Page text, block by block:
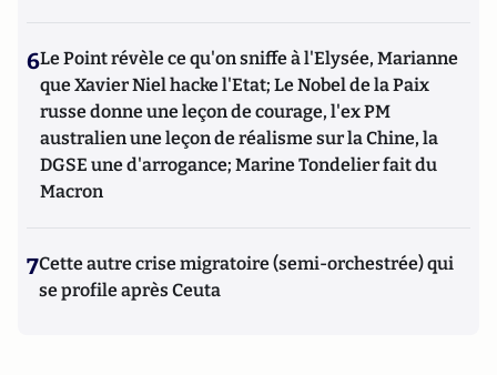
6Le Point révèle ce qu'on sniffe à l'Elysée, Marianne
que Xavier Niel hacke l'Etat; Le Nobel de la Paix
russe donne une leçon de courage, l'ex PM
australien une leçon de réalisme sur la Chine, la
DGSE une d'arrogance; Marine Tondelier fait du
Macron
7Cette autre crise migratoire (semi-orchestrée) qui
se profile après Ceuta